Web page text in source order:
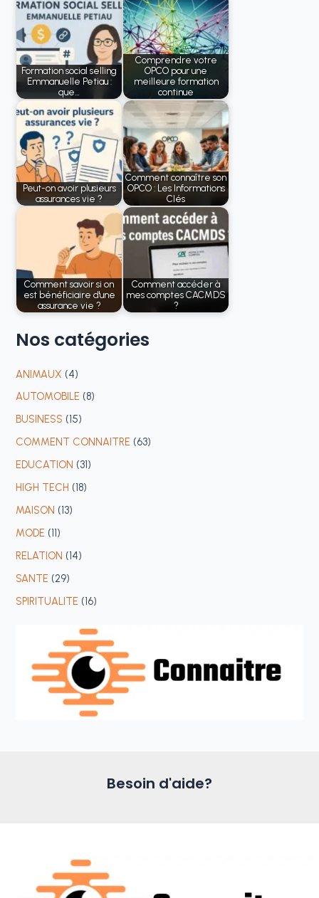
Formation social selling
Emmanuelle Petiau :
que…
Comprendre votre
OPCO pour une
meilleure formation
continue
Peut-on avoir plusieurs
assurances vie ?
Comment connaître son
OPCO : Les Informations
Clés
Comment savoir si on
est bénéficiaire d'une
assurance vie ?
Comment accéder à
mes comptes CACMDS
?
Nos catégories
ANIMAUX (4)
AUTOMOBILE (8)
BUSINESS (15)
COMMENT CONNAITRE (63)
EDUCATION (31)
HIGH TECH (18)
MAISON (13)
MODE (11)
RELATION (14)
SANTE (29)
SPIRITUALITE (16)
Besoin d'aide?